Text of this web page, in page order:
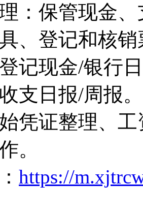
：保管现金
、登记和核
记现金/银行
收支日报/周报
凭证整理、
。
https://